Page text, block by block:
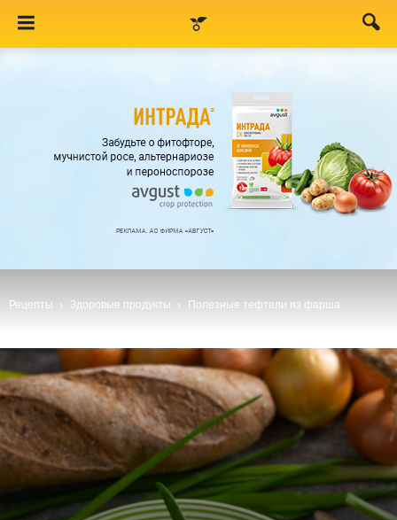
Рецепты Здоровые продукты Полезные тефтели из фарша